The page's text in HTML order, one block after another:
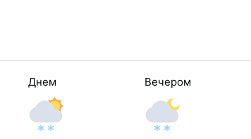
Днем Вечером